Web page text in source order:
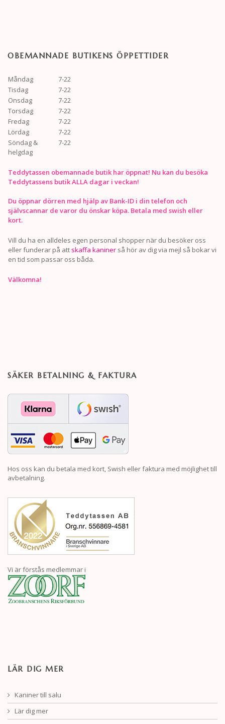
OBEMANNADE BUTIKENS ÖPPETTIDER
Måndag
7-22
Tisdag
7-22
Onsdag
7-22
Torsdag
7-22
Fredag
7-22
Lördag
7-22
Söndag &
helgdag
7-22
Teddytassen obemannade butik har öppnat! Nu kan du besöka
Teddytassens butik ALLA dagar i veckan!
Du öppnar dörren med hjälp av Bank-ID i din telefon och
självscannar de varor du önskar köpa. Betala med swish eller
kort.
Vill du ha en alldeles egen personal shopper när du besöker oss
eller funderar på att skaffa kaniner så hör av dig via mejl så bokar vi
en tid som passar oss båda.
Välkomna!
SÄKER BETALNING & FAKTURA
Hos oss kan du betala med kort, Swish eller faktura med möjlighet till
avbetalning.
Vi är förstås medlemmar i
LÄR DIG MER
Kaniner till salu
Lär dig mer